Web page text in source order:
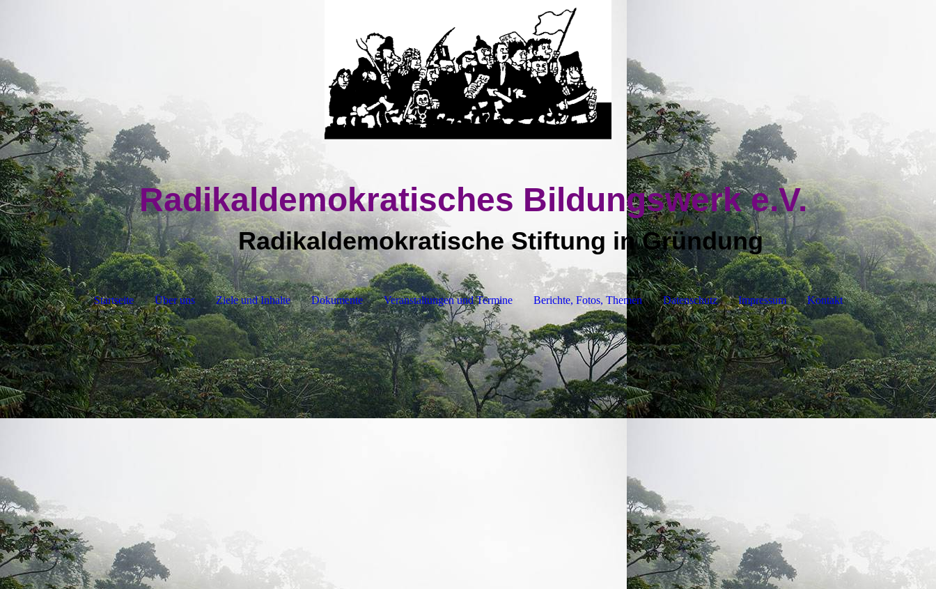
Radikaldemokratisches Bildungswerk e.V.
Radikaldemokratische Stiftung in Gründung
Startseite Über uns Ziele und Inhalte Dokumente Veranstaltungen und Termine Berichte, Fotos, Themen Datenschutz Impressum Kontakt